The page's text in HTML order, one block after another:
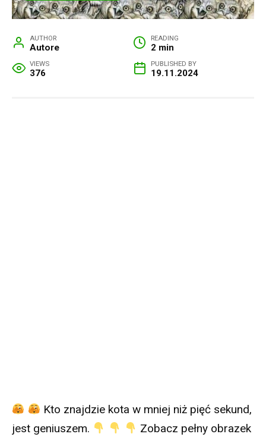
AUTHOR
Autore
READING
2 min
VIEWS
376
PUBLISHED BY
19.11.2024
Kto znajdzie kota w mniej niż pięć sekund,
jest geniuszem.
Zobacz pełny obrazek